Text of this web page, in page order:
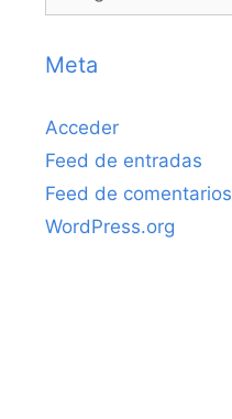
Meta
Acceder
Feed de entradas
Feed de comentarios
WordPress.org